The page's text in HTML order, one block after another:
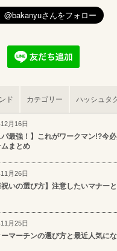
ド カテゴリー ハッシュタ
月16日
パ最強！】これがワークマン!?今
まとめ
月26日
祝いの選び方】注意したいマナー
月25日
ーマーチンの選び方と最近人気に